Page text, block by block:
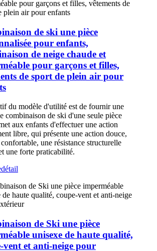
de ski une pièce
pour enfants,
de neige chaude et
pour garçons et filles,
de sport de plein air pour
du modèle d'utilité est de fournir une
combinaison de ski d'une seule pièce
aux enfants d'effectuer une action
libre, qui présente une action douce,
une résistance structurelle
une forte praticabilité.
détail
de Ski une pièce
unisexe de haute qualité,
vent et anti-neige pour